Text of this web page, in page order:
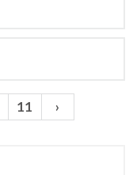
11 ›